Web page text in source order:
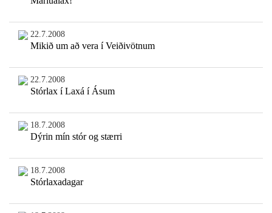
22.7.2008
Mikið um að vera í Veiðivötnum
22.7.2008
Stórlax í Laxá í Ásum
18.7.2008
Dýrin mín stór og stærri
18.7.2008
Stórlaxadagar